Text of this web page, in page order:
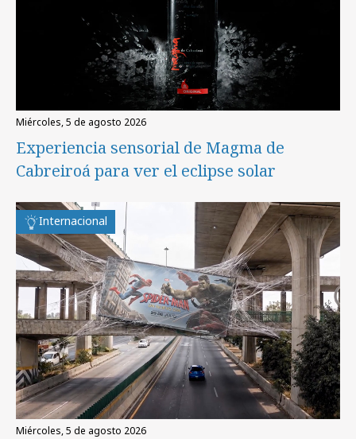
miércoles, 5 de agosto 2026
Experiencia sensorial de Magma de
Cabreiroá para ver el eclipse solar
Internacional
miércoles, 5 de agosto 2026